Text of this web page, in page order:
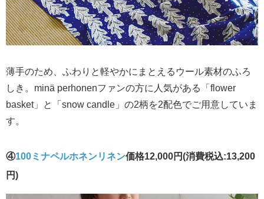
薄手のため、ふわりと軽やかにまとえるウール素材のふろ
しき。minä perhonenファンの方に人気がある「flower
basket」と「snow candle」の2柄を2配色でご用意していま
す。
④100ミナペルホネンリネン価格12,000円(消費税込:13,200
円)